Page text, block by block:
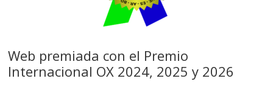
Web premiada con el Premio
Internacional OX 2024, 2025 y 2026